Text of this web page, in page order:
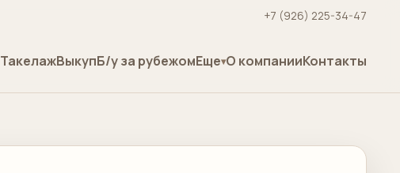
+7 (926) 225-34-47
ТакелажВыкупБ/у за рубежомЕще О компанииКонтакты